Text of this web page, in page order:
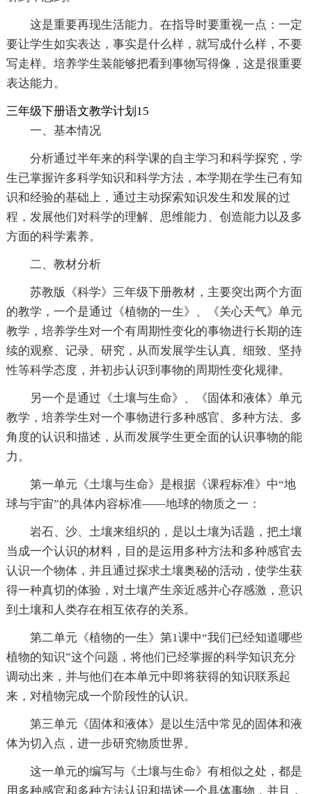
这是重要再现生活能力。在指导时要重视一点：一定
要让学生如实表达，事实是什么样，就写成什么样，不要
写走样。培养学生装能够把看到事物写得像，这是很重要
表达能力。
三年级下册语文教学计划15
一、基本情况
分析通过半年来的科学课的自主学习和科学探究，学
生已掌握许多科学知识和科学方法，本学期在学生已有知
识和经验的基础上，通过主动探索知识发生和发展的过
程，发展他们对科学的理解、思维能力、创造能力以及多
方面的科学素养。
二、教材分析
苏教版《科学》三年级下册教材，主要突出两个方面
的教学，一个是通过《植物的一生》、《关心天气》单元
教学，培养学生对一个有周期性变化的事物进行长期的连
续的观察、记录、研究，从而发展学生认真、细致、坚持
性等科学态度，并初步认识到事物的周期性变化规律。
另一个是通过《土壤与生命》、《固体和液体》单元
教学，培养学生对一个事物进行多种感官、多种方法、多
角度的认识和描述，从而发展学生更全面的认识事物的能
力。
第一单元《土壤与生命》是根据《课程标准》中“地
球与宇宙”的具体内容标准——地球的物质之一：
岩石、沙、土壤来组织的，是以土壤为话题，把土壤
当成一个认识的材料，目的是运用多种方法和多种感官去
认识一个物体，并且通过探求土壤奥秘的活动，使学生获
得一种真切的体验，对土壤产生亲近感并心存感激，意识
到土壤和人类存在相互依存的关系。
第二单元《植物的一生》第1课中“我们已经知道哪些
植物的知识”这个问题，将他们已经掌握的科学知识充分
调动出来，并与他们在本单元中即将获得的知识联系起
来，对植物完成一个阶段性的认识。
第三单元《固体和液体》是以生活中常见的固体和液
体为切入点，进一步研究物质世界。
这一单元的编写与《土壤与生命》有相似之处，都是
用多种感官和多种方法认识和描述一个具体事物，并且，